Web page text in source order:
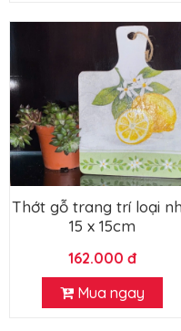
Thớt gỗ trang trí loại
15 x 15cm
162.000 đ
Mua ngay